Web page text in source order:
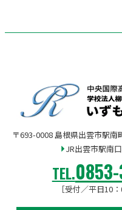
〒693-0008 島根県出雲市駅
JR出雲市駅南
TEL.
［受付／平日10